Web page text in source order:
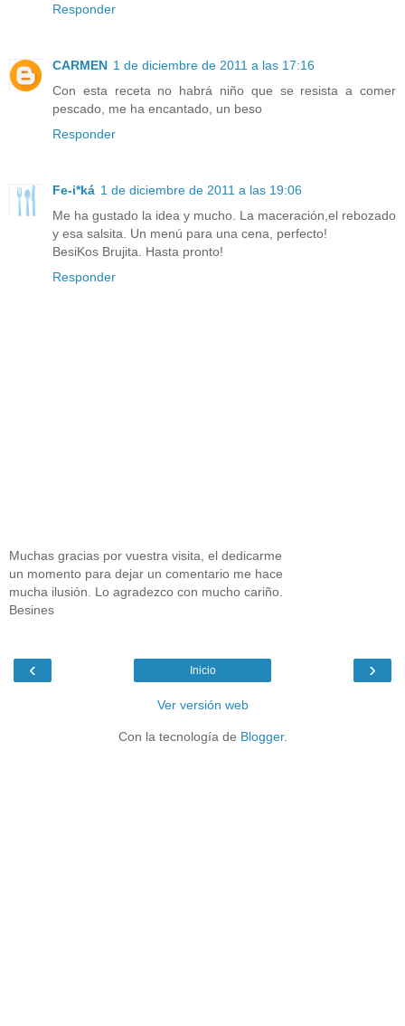
Responder
CARMEN 1 de diciembre de 2011 a las 17:16
Con esta receta no habrá niño que se resista a comer
pescado, me ha encantado, un beso
Responder
Fe-i*ká 1 de diciembre de 2011 a las 19:06
Me ha gustado la idea y mucho. La maceración,el rebozado
y esa salsita. Un menú para una cena, perfecto!
BesiKos Brujita. Hasta pronto!
Responder
Muchas gracias por vuestra visita, el dedicarme
un momento para dejar un comentario me hace
mucha ilusión. Lo agradezco con mucho cariño.
Besines
‹ ›
Inicio
Ver versión web
Con la tecnología de Blogger.